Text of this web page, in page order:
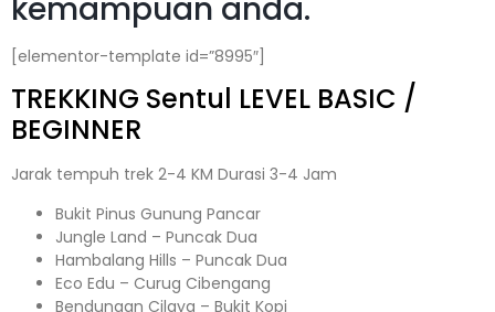
kemampuan anda.
[elementor-template id=”8995″]
TREKKING Sentul LEVEL BASIC /
BEGINNER
Jarak tempuh trek 2-4 KM Durasi 3-4 Jam
Bukit Pinus Gunung Pancar
Jungle Land – Puncak Dua
Hambalang Hills – Puncak Dua
Eco Edu – Curug Cibengang
Bendungan Cilaya – Bukit Kopi